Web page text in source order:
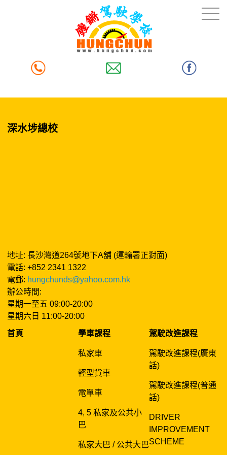
深水埗總校
地址: 長沙灣道264號地下A舖 (運輸署正對面)
電話: +852 2341 1322
電郵: hungchunds@yahoo.com.hk
辦公時間:
星期一至五 09:00-20:00
星期六日 11:00-20:00
首頁
學車課程
私家車
輕型貨車
電單車
4, 5 私家及公共小
巴
私家大巴 / 公共大巴
駕駛改進課程
駕駛改進課程(廣東
話)
駕駛改進課程(普通
話)
DRIVER
IMPROVEMENT
SCHEME